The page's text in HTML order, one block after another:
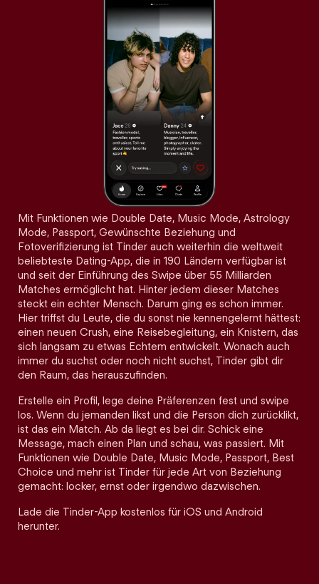
Mit Funktionen wie Double Date, Music Mode, Astrology
Mode, Passport, Gewünschte Beziehung und
Fotoverifizierung ist Tinder auch weiterhin die weltweit
beliebteste Dating-App, die in 190 Ländern verfügbar ist
und seit der Einführung des Swipe über 55 Milliarden
Matches ermöglicht hat. Hinter jedem dieser Matches
steckt ein echter Mensch. Darum ging es schon immer.
Hier triffst du Leute, die du sonst nie kennengelernt hättest:
einen neuen Crush, eine Reisebegleitung, ein Knistern, das
sich langsam zu etwas Echtem entwickelt. Wonach auch
immer du suchst oder noch nicht suchst, Tinder gibt dir
den Raum, das herauszufinden.
Erstelle ein Profil, lege deine Präferenzen fest und swipe
los. Wenn du jemanden likst und die Person dich zurücklikt,
ist das ein Match. Ab da liegt es bei dir. Schick eine
Message, mach einen Plan und schau, was passiert. Mit
Funktionen wie Double Date, Music Mode, Passport, Best
Choice und mehr ist Tinder für jede Art von Beziehung
gemacht: locker, ernst oder irgendwo dazwischen.
Lade die Tinder-App kostenlos für iOS und Android
herunter.